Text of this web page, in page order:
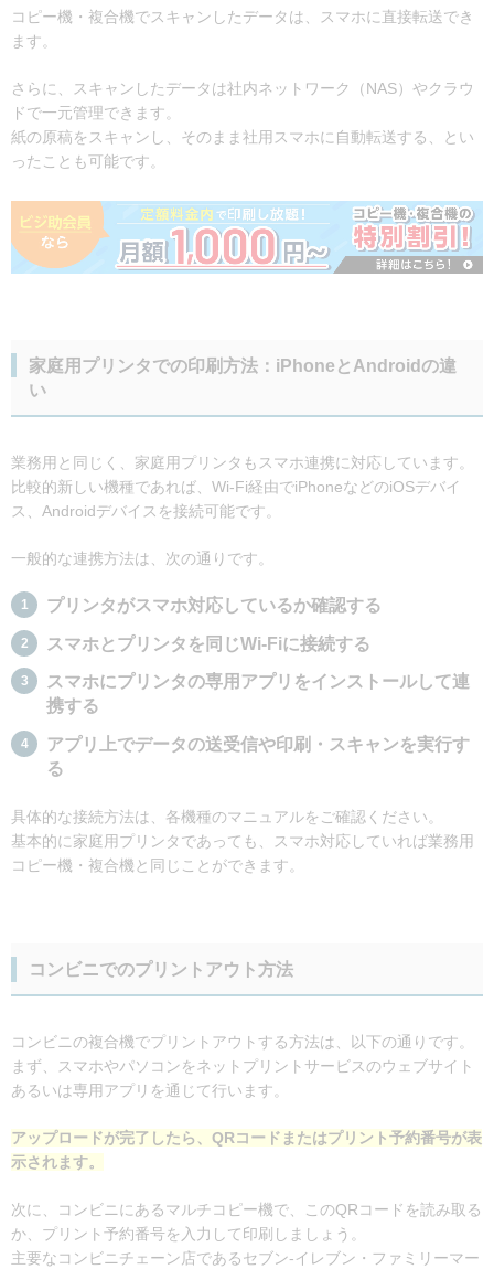
コピー機・複合機でスキャンしたデータは、スマホに直接転送でき
ます。
さらに、スキャンしたデータは社内ネットワーク（NAS）やクラウ
ドで一元管理できます。
紙の原稿をスキャンし、そのまま社用スマホに自動転送する、とい
ったことも可能です。
家庭用プリンタでの印刷方法：iPhoneとAndroidの違
い
業務用と同じく、家庭用プリンタもスマホ連携に対応しています。
比較的新しい機種であれば、Wi-Fi経由でiPhoneなどのiOSデバイ
ス、Androidデバイスを接続可能です。
一般的な連携方法は、次の通りです。
プリンタがスマホ対応しているか確認する
スマホとプリンタを同じWi-Fiに接続する
スマホにプリンタの専用アプリをインストールして連
携する
アプリ上でデータの送受信や印刷・スキャンを実行す
る
具体的な接続方法は、各機種のマニュアルをご確認ください。
基本的に家庭用プリンタであっても、スマホ対応していれば業務用
コピー機・複合機と同じことができます。
コンビニでのプリントアウト方法
コンビニの複合機でプリントアウトする方法は、以下の通りです。
まず、スマホやパソコンをネットプリントサービスのウェブサイト
あるいは専用アプリを通じて行います。
アップロードが完了したら、QRコードまたはプリント予約番号が表
示されます。
次に、コンビニにあるマルチコピー機で、このQRコードを読み取る
か、プリント予約番号を入力して印刷しましょう。
主要なコンビニチェーン店であるセブン-イレブン・ファミリーマー